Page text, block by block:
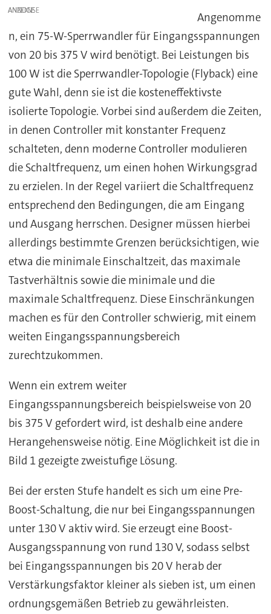
ANZEIGE
Angenomme
n, ein 75-W-Sperrwandler für Eingangsspannungen
von 20 bis 375 V wird benötigt. Bei Leistungen bis
100 W ist die Sperrwandler-Topologie (Flyback) eine
gute Wahl, denn sie ist die kosteneffektivste
isolierte Topologie. Vorbei sind außerdem die Zeiten,
in denen Controller mit konstanter Frequenz
schalteten, denn moderne Controller modulieren
die Schaltfrequenz, um einen hohen Wirkungsgrad
zu erzielen. In der Regel variiert die Schaltfrequenz
entsprechend den Bedingungen, die am Eingang
und Ausgang herrschen. Designer müssen hierbei
allerdings bestimmte Grenzen berücksichtigen, wie
etwa die minimale Einschaltzeit, das maximale
Tastverhältnis sowie die minimale und die
maximale Schaltfrequenz. Diese Einschränkungen
machen es für den Controller schwierig, mit einem
weiten Eingangsspannungsbereich
zurechtzukommen.
Wenn ein extrem weiter
Eingangsspannungsbereich beispielsweise von 20
bis 375 V gefordert wird, ist deshalb eine andere
Herangehensweise nötig. Eine Möglichkeit ist die in
Bild 1 gezeigte zweistufige Lösung.
Bei der ersten Stufe handelt es sich um eine Pre-
Boost-Schaltung, die nur bei Eingangsspannungen
unter 130 V aktiv wird. Sie erzeugt eine Boost-
Ausgangsspannung von rund 130 V, sodass selbst
bei Eingangsspannungen bis 20 V herab der
Verstärkungsfaktor kleiner als sieben ist, um einen
ordnungsgemäßen Betrieb zu gewährleisten.